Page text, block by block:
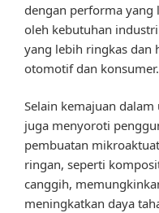
dengan performa
oleh kebutuhan
yang lebih ringkas dan
otomotif dan konsumer.
Selain kemajuan
juga menyoroti
pembuatan
ringan, seperti
canggih,
meningkatkan daya